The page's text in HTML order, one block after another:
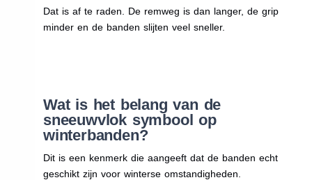
Dat is af te raden. De remweg is dan langer, de grip
minder en de banden slijten veel sneller.
Wat is het belang van de
sneeuwvlok symbool op
winterbanden?
Dit is een kenmerk die aangeeft dat de banden echt
geschikt zijn voor winterse omstandigheden.